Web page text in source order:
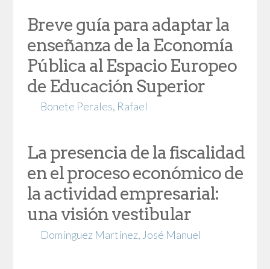
Breve guía para adaptar la
enseñanza de la Economía
Pública al Espacio Europeo
de Educación Superior
Bonete Perales, Rafael
La presencia de la fiscalidad
en el proceso económico de
la actividad empresarial:
una visión vestibular
Domínguez Martínez, José Manuel